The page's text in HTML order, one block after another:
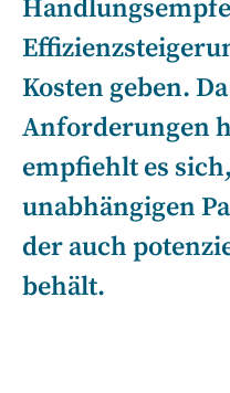
Kosten geben.
Anforderungen
empfiehlt es
unabhängigen
der auch
behält.